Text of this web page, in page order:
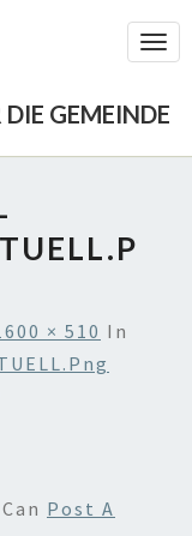
GEMEINDE
× 510 In
Post A